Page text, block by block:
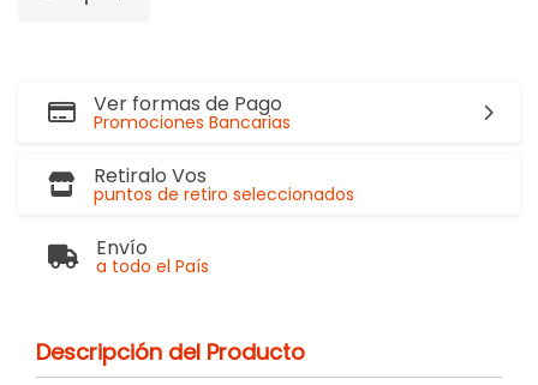
Ver formas de Pago
Promociones Bancarias
Retiralo Vos
puntos de retiro seleccionados
Envío
a todo el País
Descripción del Producto